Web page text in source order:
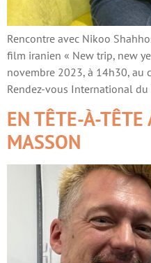
Rencontre avec Nikoo
film iranien « New trip, new
novembre 2023, à 14h30, au
Rendez-vous International
EN TÊTE-À-TÊTE
MASSON